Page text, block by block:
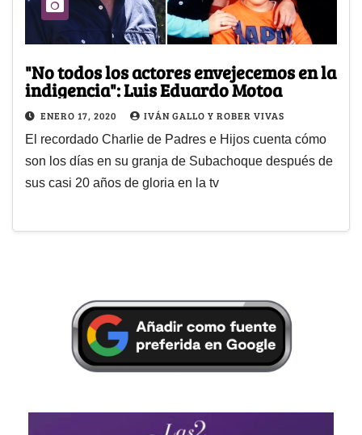
"No todos los actores envejecemos en la
indigencia": Luis Eduardo Motoa
ENERO 17, 2020 IVÁN GALLO Y ROBER VIVAS
El recordado Charlie de Padres e Hijos cuenta cómo
son los días en su granja de Subachoque después de
sus casi 20 años de gloria en la tv